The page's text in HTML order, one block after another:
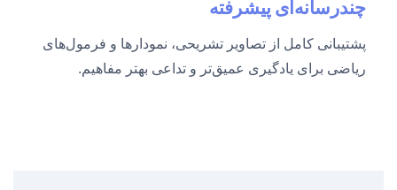
چندرسانه‌ای پیشرفته
پشتیبانی کامل از تصاویر تشریحی، نمودارها و فرمول‌های
ریاضی برای یادگیری عمیق‌تر و تداعی بهتر مفاهیم.